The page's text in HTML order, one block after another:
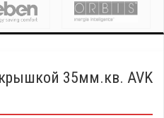
35мм.кв. AVK